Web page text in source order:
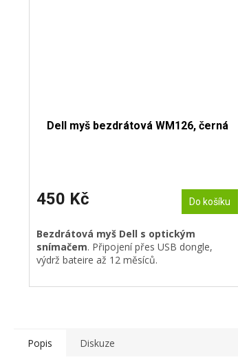
Dell myš bezdrátová WM126, černá
450 Kč Do košíku
Bezdrátová myš Dell s optickým
snímačem. Připojení přes USB dongle,
výdrž bateire až 12 měsíců.
Popis Diskuze